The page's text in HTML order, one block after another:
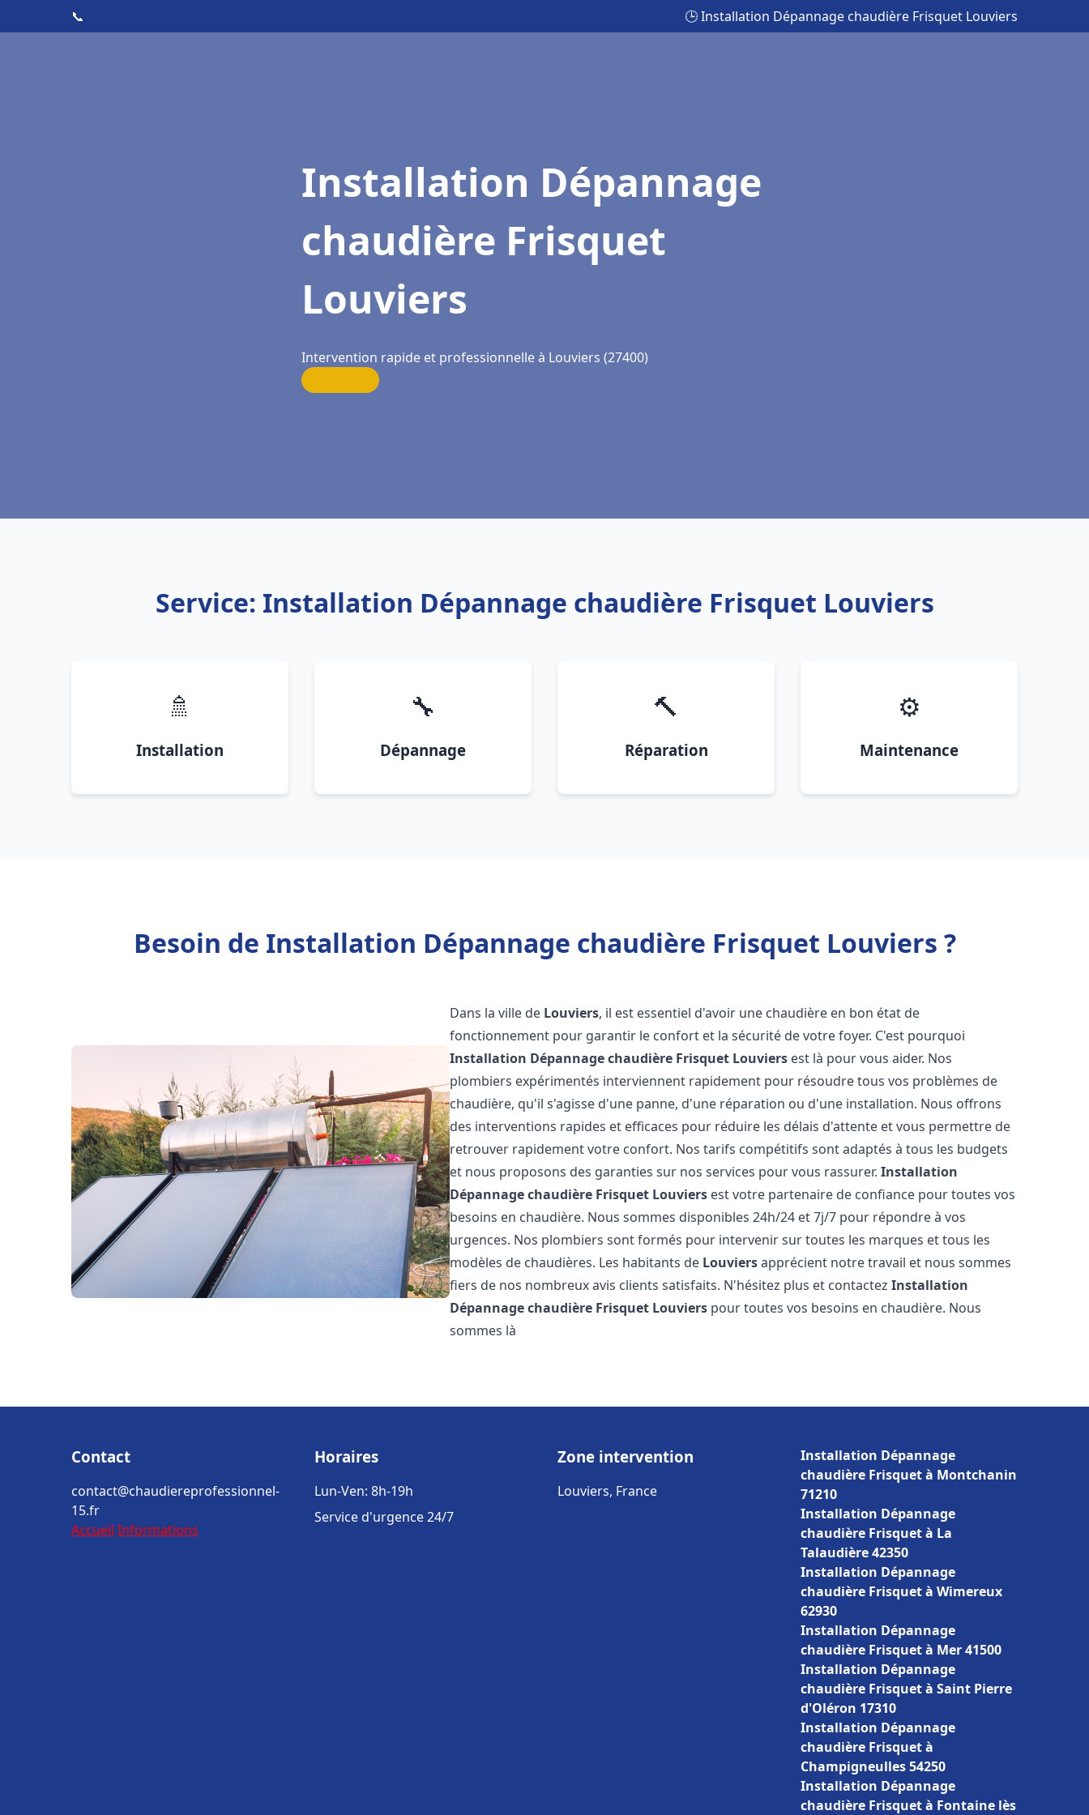
📞 🕒 Installation Dépannage chaudière Frisquet Louviers
Installation Dépannage
chaudière Frisquet
Louviers
Intervention rapide et professionnelle à Louviers (27400)
Service: Installation Dépannage chaudière Frisquet Louviers
🚿
Installation
🔧
Dépannage
🔨
Réparation
⚙️
Maintenance
Besoin de Installation Dépannage chaudière Frisquet Louviers ?
Dans la ville de Louviers, il est essentiel d'avoir une chaudière en bon état de
fonctionnement pour garantir le confort et la sécurité de votre foyer. C'est pourquoi
Installation Dépannage chaudière Frisquet Louviers est là pour vous aider. Nos
plombiers expérimentés interviennent rapidement pour résoudre tous vos problèmes de
chaudière, qu'il s'agisse d'une panne, d'une réparation ou d'une installation. Nous offrons
des interventions rapides et efficaces pour réduire les délais d'attente et vous permettre de
retrouver rapidement votre confort. Nos tarifs compétitifs sont adaptés à tous les budgets
et nous proposons des garanties sur nos services pour vous rassurer.Installation
Dépannage chaudière Frisquet Louviers est votre partenaire de confiance pour toutes vos
besoins en chaudière. Nous sommes disponibles 24h/24 et 7j/7 pour répondre à vos
urgences. Nos plombiers sont formés pour intervenir sur toutes les marques et tous les
modèles de chaudières. Les habitants de Louviersapprécient notre travail et nous sommes
fiers de nos nombreux avis clients satisfaits. N'hésitez plus et contactezInstallation
Dépannage chaudière Frisquet Louviers pour toutes vos besoins en chaudière. Nous
sommes là
Contact
contact@chaudiereprofessionnel-
15.fr
Accueil Informations
Horaires
Lun-Ven: 8h-19h
Service d'urgence 24/7
Zone intervention
Louviers, France
Installation Dépannage
chaudière Frisquet à Montchanin
71210
Installation Dépannage
chaudière Frisquet à La
Talaudière 42350
Installation Dépannage
chaudière Frisquet à Wimereux
62930
Installation Dépannage
chaudière Frisquet à Mer 41500
Installation Dépannage
chaudière Frisquet à Saint Pierre
d'Oléron 17310
Installation Dépannage
chaudière Frisquet à
Champigneulles 54250
Installation Dépannage
chaudière Frisquet à Fontaine lès